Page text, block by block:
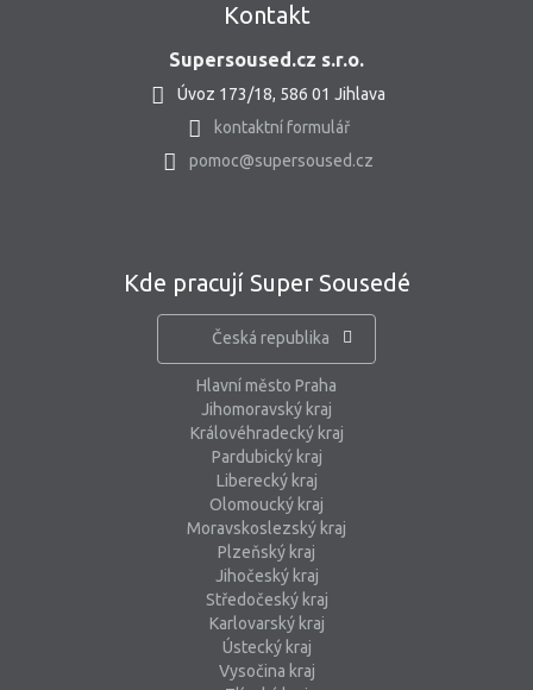
Kontakt
Supersoused.cz s.r.o.
Úvoz 173/18, 586 01 Jihlava
kontaktní formulář
pomoc@supersoused.cz
Kde pracují Super Sousedé
Česká republika
Hlavní město Praha
Jihomoravský kraj
Královéhradecký kraj
Pardubický kraj
Liberecký kraj
Olomoucký kraj
Moravskoslezský kraj
Plzeňský kraj
Jihočeský kraj
Středočeský kraj
Karlovarský kraj
Ústecký kraj
Vysočina kraj